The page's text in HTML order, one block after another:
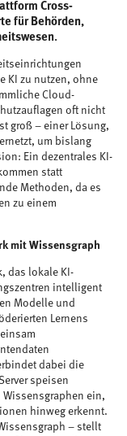
Cross-
für Behörden,
KI zu nutzen, ohne
Cloud-
oft nicht
groß – einer Lösung,
um bislang
Ein dezentrales KI-
statt
Methoden, da es
zu einem
mit Wissensgraph
das lokale KI-
intelligent
Modelle und
Lernens
dabei die
speisen
ein,
hinweg erkennt.
– stellt